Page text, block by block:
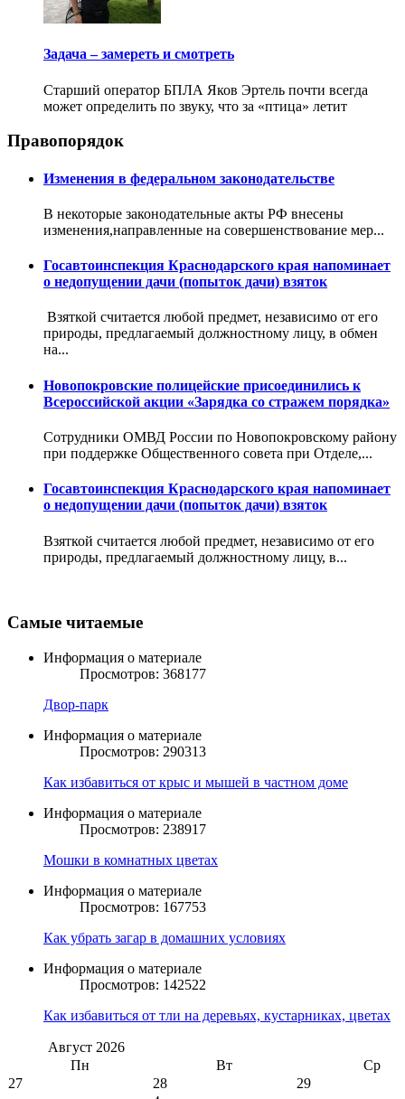
Задача – замереть и смотреть
Старший оператор БПЛА Яков Эртель почти всегда
может определить по звуку, что за «птица» летит
Правопорядок
Изменения в федеральном законодательстве
В некоторые законодательные акты РФ внесены
изменения,направленные на совершенствование мер...
Госавтоинспекция Краснодарского края напоминает
о недопущении дачи (попыток дачи) взяток
Взяткой считается любой предмет, независимо от его
природы, предлагаемый должностному лицу, в обмен
на...
Новопокровские полицейские присоединились к
Всероссийской акции «Зарядка со стражем порядка»
Сотрудники ОМВД России по Новопокровскому району
при поддержке Общественного совета при Отделе,...
Госавтоинспекция Краснодарского края напоминает
о недопущении дачи (попыток дачи) взяток
Взяткой считается любой предмет, независимо от его
природы, предлагаемый должностному лицу, в...
Самые читаемые
Информация о материале
Просмотров: 368177
Двор-парк
Информация о материале
Просмотров: 290313
Как избавиться от крыс и мышей в частном доме
Информация о материале
Просмотров: 238917
Мошки в комнатных цветах
Информация о материале
Просмотров: 167753
Как убрать загар в домашних условиях
Информация о материале
Просмотров: 142522
Как избавиться от тли на деревьях, кустарниках, цветах
Август 2026
Пн
Вт
Ср
27
28
29